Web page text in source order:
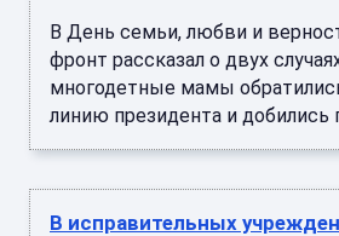
В День семьи, любви и
фронт рассказал о двух
многодетные мамы
линию президента и добились
В исправительных